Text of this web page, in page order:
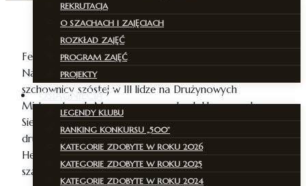
REKRUTACJA
O SZACHACH I ZAJĘCIACH
ROZKŁAD ZAJĘĆ
PROGRAM ZAJĘĆ
PROJEKTY
OSIĄGNIĘCIA
LEGENDY KLUBU
RANKING KONKURSU „500”
KATEGORIE ZDOBYTE W ROKU 2026
KATEGORIE ZDOBYTE W ROKU 2025
KATEGORIE ZDOBYTE W ROKU 2024
Feliks Rutkowski drugi na IV szachownicy, Lucjan
Napieralski trzeci na trzeciej i Aisha Martin trzecia na
szchownicy szóstej w III lidze na Drużynowych
Mistrzostwach Mazowsza w szachach klasycznych w
Siedlcach. Borys Mordoń uzyskuje brązowy medal na
drugiej szachownicy, Wojciech Domański na trzeciej,
Helena Paprocka na szóstej, Maja Plisiecka na
szachownicy piątej w lidze IV na Mazowszu.